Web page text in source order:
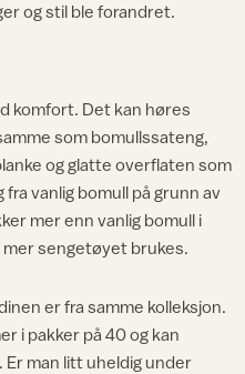
og stil ble forandret.
komfort. Det kan høres
som bomullssateng,
og glatte overflaten som
vanlig bomull på grunn av
mer enn vanlig bomull i
sengetøyet brukes.
er fra samme kolleksjon.
i pakker på 40 og kan
man litt uheldig under